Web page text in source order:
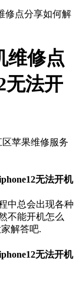
修点分享如何解
维修点
无法开
苹果维修服务
无法开机
中总会出现各种
不能开机怎么
解答吧.
无法开机